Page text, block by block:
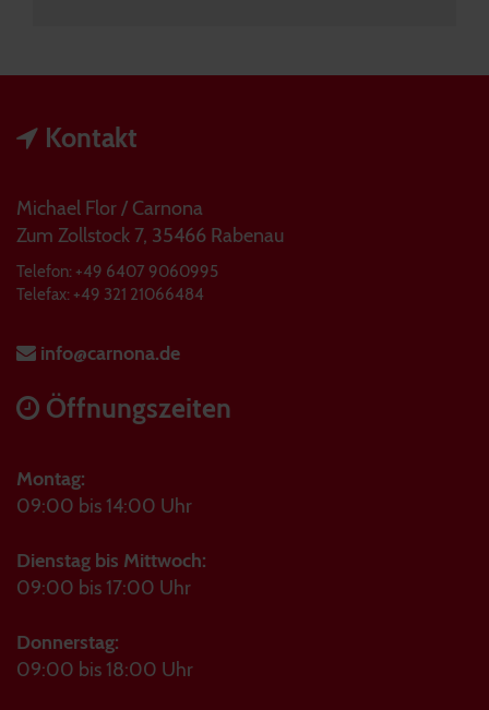
Kontakt
Michael Flor / Carnona
Zum Zollstock 7, 35466 Rabenau
Telefon: +49 6407 9060995
Telefax: +49 321 21066484
info@carnona.de
Öffnungszeiten
Montag:
09:00 bis 14:00 Uhr
Dienstag bis Mittwoch:
09:00 bis 17:00 Uhr
Donnerstag:
09:00 bis 18:00 Uhr